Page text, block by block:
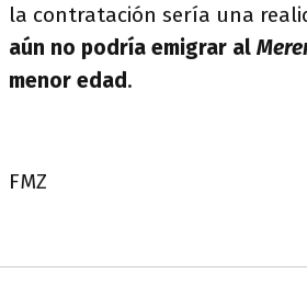
la contratación sería una
aún no podría emigrar al
menor edad.
FMZ